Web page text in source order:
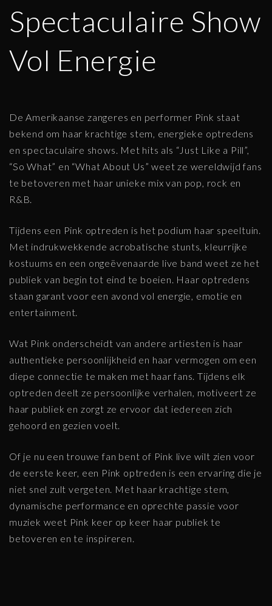
Spectaculaire Show
Vol Energie
De Amerikaanse zangeres en performer Pink staat
bekend om haar krachtige stem, energieke optredens
en spectaculaire shows. Met hits als “Just Like a Pill”,
“So What” en “What About Us” weet ze wereldwijd fans
te betoveren met haar unieke mix van pop, rock en
R&B.
Tijdens een Pink optreden is het podium haar speeltuin.
Met indrukwekkende acrobatische stunts, kleurrijke
kostuums en een ongeëvenaarde live band weet ze het
publiek van begin tot eind te boeien. Haar optredens
staan garant voor een avond vol energie, emotie en
entertainment.
Wat Pink onderscheidt van andere artiesten is haar
authentieke persoonlijkheid en haar vermogen om een
diepe connectie te maken met haar fans. Tijdens elk
optreden deelt ze persoonlijke verhalen, motiveert ze
haar publiek en zorgt ze ervoor dat iedereen zich
gehoord en gezien voelt.
Of je nu een trouwe fan bent of Pink live wilt zien voor
de eerste keer, een Pink optreden is een ervaring die je
niet snel zult vergeten. Met haar krachtige stem,
dynamische performance en oprechte passie voor
muziek weet Pink keer op keer haar publiek te
betoveren en te inspireren.